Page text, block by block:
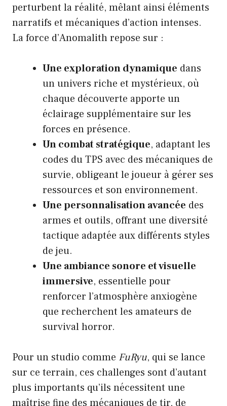
perturbent la réalité, mêlant ainsi éléments
narratifs et mécaniques d’action intenses.
La force d’Anomalith repose sur :
Une exploration dynamique dans
un univers riche et mystérieux, où
chaque découverte apporte un
éclairage supplémentaire sur les
forces en présence.
Un combat stratégique, adaptant les
codes du TPS avec des mécaniques de
survie, obligeant le joueur à gérer ses
ressources et son environnement.
Une personnalisation avancée des
armes et outils, offrant une diversité
tactique adaptée aux différents styles
de jeu.
Une ambiance sonore et visuelle
immersive, essentielle pour
renforcer l’atmosphère anxiogène
que recherchent les amateurs de
survival horror.
Pour un studio comme FuRyu, qui se lance
sur ce terrain, ces challenges sont d’autant
plus importants qu’ils nécessitent une
maîtrise fine des mécaniques de tir, de